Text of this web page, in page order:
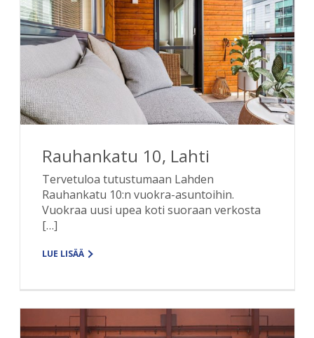
Rauhankatu 10, Lahti
Tervetuloa tutustumaan Lahden
Rauhankatu 10:n vuokra-asuntoihin.
Vuokraa uusi upea koti suoraan verkosta
[…]
LUE LISÄÄ